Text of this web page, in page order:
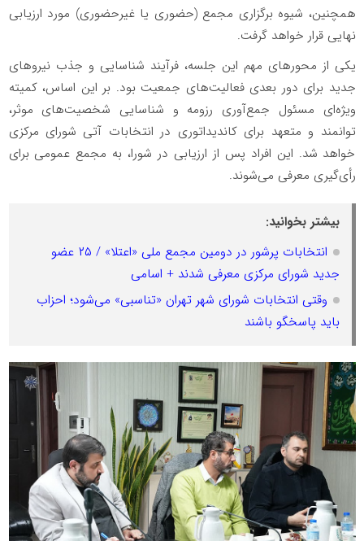
همچنین، شیوه برگزاری مجمع (حضوری یا غیرحضوری) مورد ارزیابی
نهایی قرار خواهد گرفت.
یکی از محورهای مهم این جلسه، فرآیند شناسایی و جذب نیروهای
جدید برای دور بعدی فعالیت‌های جمعیت بود. بر این اساس، کمیته
ویژه‌ای مسئول جمع‌آوری رزومه و شناسایی شخصیت‌های موثر،
توانمند و متعهد برای کاندیداتوری در انتخابات آتی شورای مرکزی
خواهد شد. این افراد پس از ارزیابی در شورا، به مجمع عمومی برای
رأی‌گیری معرفی می‌شوند.
بیشتر بخوانید:
انتخابات پرشور در دومین مجمع ملی «اعتلا» / ۲۵ عضو
جدید شورای مرکزی معرفی شدند + اسامی
وقتی انتخابات شورای شهر تهران «تناسبی» می‌شود؛ احزاب
باید پاسخگو باشند